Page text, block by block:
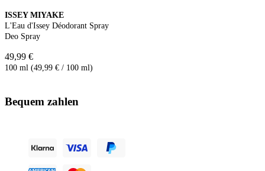
ISSEY MIYAKE
L'Eau d'Issey Déodorant Spray
Deo Spray
49,99 €
100 ml (49,99 € / 100 ml)
Bequem zahlen